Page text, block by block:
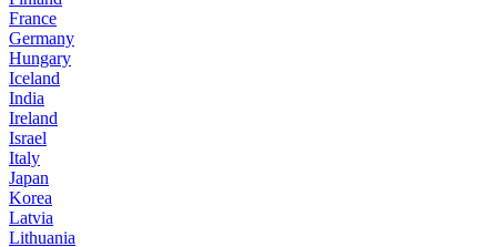
France
Germany
Hungary
Iceland
India
Ireland
Israel
Italy
Japan
Korea
Latvia
Lithuania